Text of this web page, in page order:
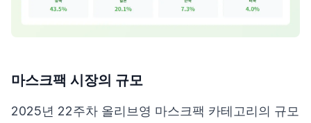
마스크팩 시장의 규모
2025년 22주차 올리브영 마스크팩 카테고리의 규모